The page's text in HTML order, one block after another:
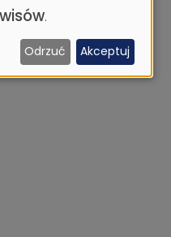
.
Odrzuć Akceptuj